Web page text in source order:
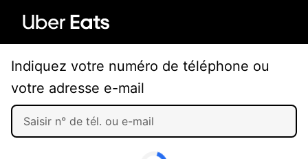
Indiquez votre numéro de téléphone ou
votre adresse e-mail